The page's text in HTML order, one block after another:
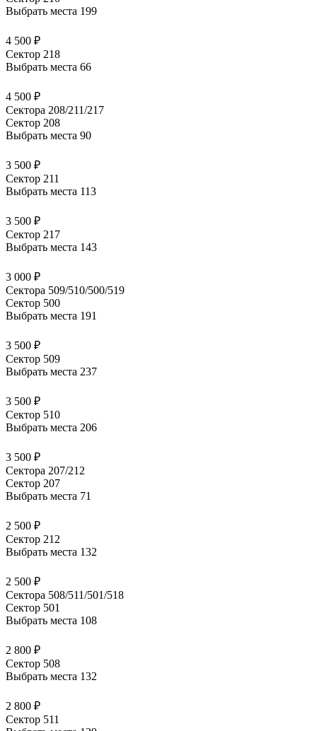
Выбрать места 199
4 500 ₽
Сектор 218
Выбрать места 66
4 500 ₽
Сектора 208/211/217
Сектор 208
Выбрать места 90
3 500 ₽
Сектор 211
Выбрать места 113
3 500 ₽
Сектор 217
Выбрать места 143
3 000 ₽
Сектора 509/510/500/519
Сектор 500
Выбрать места 191
3 500 ₽
Сектор 509
Выбрать места 237
3 500 ₽
Сектор 510
Выбрать места 206
3 500 ₽
Сектора 207/212
Сектор 207
Выбрать места 71
2 500 ₽
Сектор 212
Выбрать места 132
2 500 ₽
Сектора 508/511/501/518
Сектор 501
Выбрать места 108
2 800 ₽
Сектор 508
Выбрать места 132
2 800 ₽
Сектор 511